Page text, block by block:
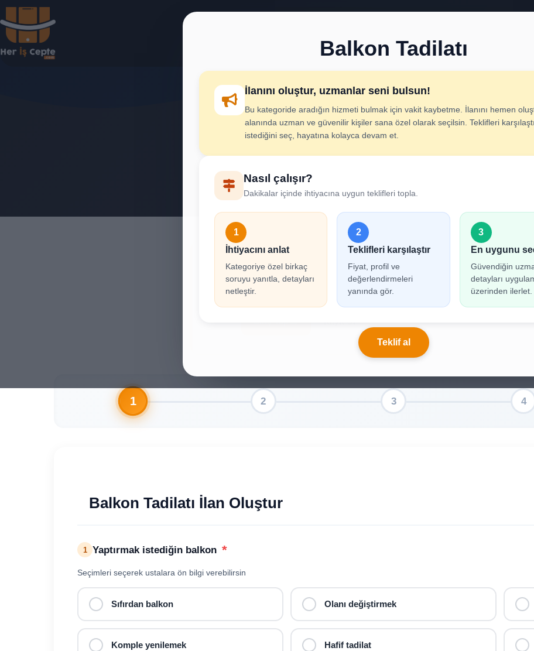
Balkon Tadilatı
İlanını oluştur, uzmanlar seni bulsun!
Bu kategoride aradığın hizmeti bulmak için vakit kaybetme. İlanını hemen
alanında uzman ve güvenilir kişiler sana özel olarak seçilsin. Teklifleri
istediğini seç, hayatına kolayca devam et.
Nasıl çalışır?
Dakikalar içinde ihtiyacına uygun teklifleri topla.
1
İhtiyacını anlat
Kategoriye özel birkaç
soruyu yanıtla, detayları
netleştir.
2
Teklifleri karşılaştır
Fiyat, profil ve
değerlendirmeleri
yanında gör.
3
En uygunu
Güvendiğin
detayları
üzerinden ilerlet.
Teklif al
Balkon Tadilatı İlan
İhtiyacını adım adım belirt; uygun hizmet verenlerden hızlıca
! İlan oluşturabilmek için giriş yapmanız
Hesabınız yoksa birkaç adımda kolayca kayıt olabilirsiniz.
Balkon Tadilatı İlan Oluştur
1 Yaptırmak istediğin balkon *
Seçimleri seçerek ustalara ön bilgi verebilirsin
Sıfırdan balkon Olanı değiştirmek
Komple yenilemek Hafif tadilat